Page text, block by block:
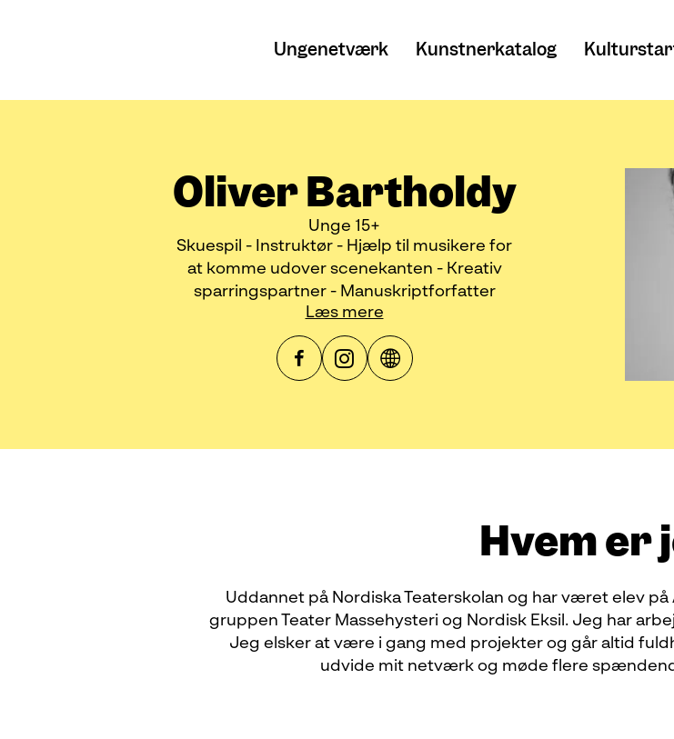
Ungenetværk Kunstnerkatalog
Oliver Bartholdy
Unge 15+
Skuespil - Instruktør - Hjælp til musikere for
at komme udover scenekanten - Kreativ
sparringspartner - Manuskriptforfatter
Læs mere
Hvem er
Uddannet på Nordiska Teaterskolan og har været elev på
gruppen Teater Massehysteri og Nordisk Eksil. Jeg har
Jeg elsker at være i gang med projekter og går altid
udvide mit netværk og møde flere